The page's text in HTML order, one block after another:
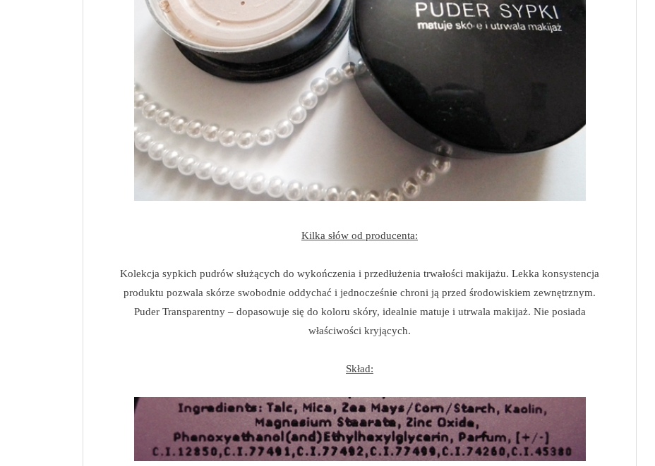
Kilka słów od producenta:
Kolekcja sypkich pudrów służących do wykończenia i przedłużenia trwałości makijażu. Lekka konsystencja
produktu pozwala skórze swobodnie oddychać i jednocześnie chroni ją przed środowiskiem zewnętrznym.
Puder Transparentny – dopasowuje się do koloru skóry, idealnie matuje i utrwala makijaż. Nie posiada
właściwości kryjących.
Skład: